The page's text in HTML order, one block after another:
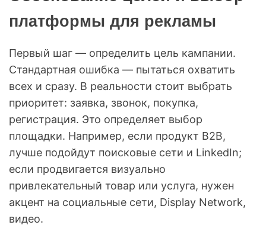
платформы для рекламы
Первый шаг — определить цель кампании.
Стандартная ошибка — пытаться охватить
всех и сразу. В реальности стоит выбрать
приоритет: заявка, звонок, покупка,
регистрация. Это определяет выбор
площадки. Например, если продукт B2B,
лучше подойдут поисковые сети и LinkedIn;
если продвигается визуально
привлекательный товар или услуга, нужен
акцент на социальные сети, Display Network,
видео.